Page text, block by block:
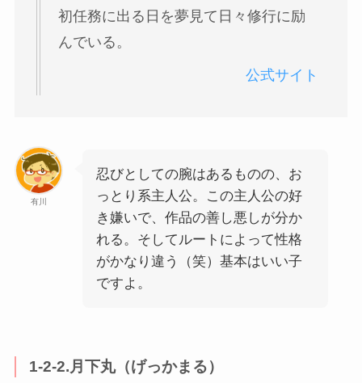
初任務に出る日を夢見て日々修行に励
んでいる。
公式サイト
有川
忍びとしての腕はあるものの、お
っとり系主人公。この主人公の好
き嫌いで、作品の善し悪しが分か
れる。そしてルートによって性格
がかなり違う（笑）基本はいい子
ですよ。
1-2-2.月下丸（げっかまる）